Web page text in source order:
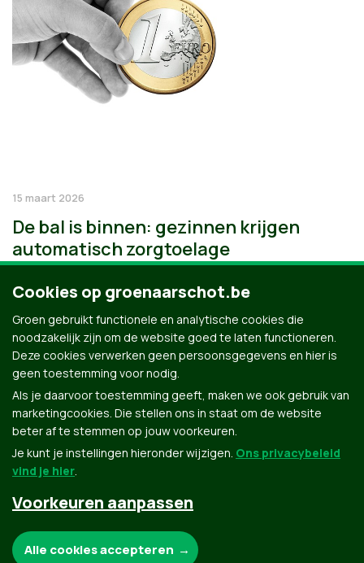
15 maart 2026
De bal is binnen: gezinnen krijgen
automatisch zorgtoelage
Groen.be
Cookies op groenaarschot.be
Groen gebruikt functionele en analytische cookies die
noodzakelijk zijn om de website goed te laten functioneren.
Deze cookies verwerken geen persoonsgegevens en hier is
geen toestemming voor nodig.
Als je daarvoor toestemming geeft, maken we ook gebruik van
marketingcookies. Die stellen ons in staat om de website
beter af te stemmen op jouw voorkeuren.
Je kunt je instellingen hieronder wijzigen. Ons privacybeleid
vind je hier.
Voorkeuren aanpassen
Alle cookies accepteren